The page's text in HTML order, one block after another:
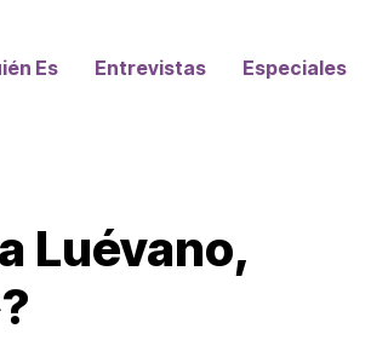
Es Entrevistas Especiales
Luévano,